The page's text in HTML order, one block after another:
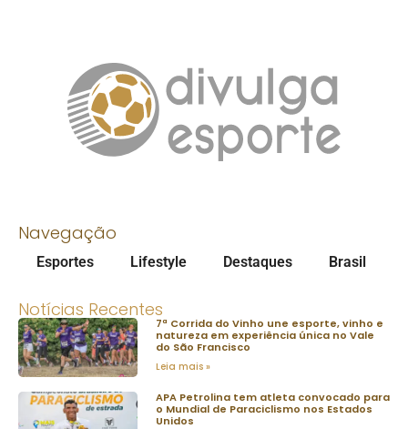
Navegação
Esportes Lifestyle Destaques Brasil
Notícias Recentes
7ª Corrida do Vinho une esporte, vinho e
natureza em experiência única no Vale
do São Francisco
Leia mais »
APA Petrolina tem atleta convocado para
o Mundial de Paraciclismo nos Estados
Unidos